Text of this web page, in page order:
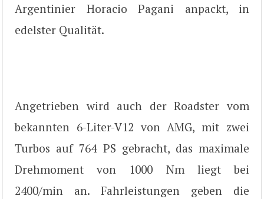
Argentinier Horacio Pagani anpackt, in
edelster Qualität.
Angetrieben wird auch der Roadster vom
bekannten 6-Liter-V12 von AMG, mit zwei
Turbos auf 764 PS gebracht, das maximale
Drehmoment von 1000 Nm liegt bei
2400/min an. Fahrleistungen geben die